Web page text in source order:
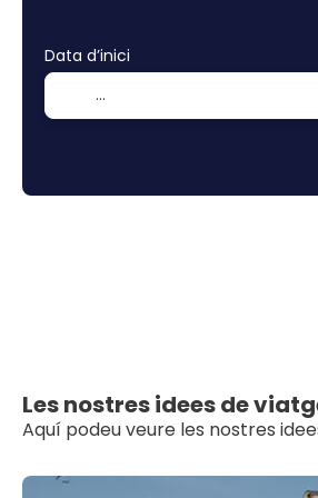
Data d’inici
Les nostres idees de
Aquí podeu veure les nostres